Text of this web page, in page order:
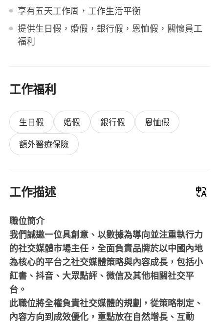
享有五天工作周，工作生活平衡
提供生日假，婚假，銀行假，恩恤假，關懷員工
福利
工作福利
生日假 婚假 銀行假
恩恤假
額外醫療保險
工作描述
職位簡介
我們誠邀一位具創意、以數據為導向並注重執行力
的社交媒體市場主任，全面負責品牌於以中國內地
為核心的平台之社交媒體策略與內容成長，包括小
紅書、抖音、大眾點評、微信及其他相關社交平
台。
此職位將全權負責社交媒體的規劃，從策略制定、
內容方向到成效優化，重點放在自然增長、互動